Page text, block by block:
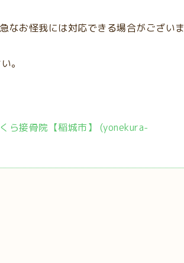
なお怪我には対応できる場合がございま
。
ら接骨院【稲城市】 (yonekura-